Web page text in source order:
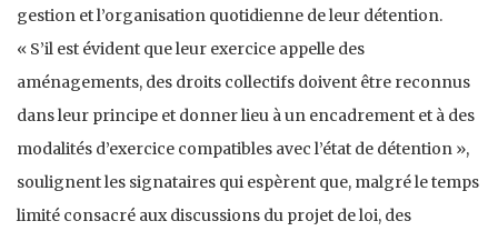
gestion et l’organisation quotidienne de leur détention.
« S’il est évident que leur exercice appelle des
aménagements, des droits collectifs doivent être reconnus
dans leur principe et donner lieu à un encadrement et à des
modalités d’exercice compatibles avec l’état de détention »,
soulignent les signataires qui espèrent que, malgré le temps
limité consacré aux discussions du projet de loi, des